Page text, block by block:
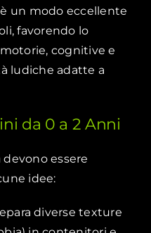
un modo eccellente
favorendo lo
cognitive e
ludiche adatte a
da 0 a 2 Anni
essere
idee:
diverse texture